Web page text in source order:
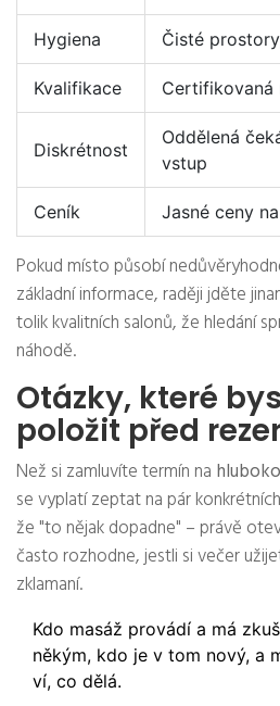
Hygiena Čisté
Kvalifikace Certifikovaná
Diskrétnost
Oddělená
vstup
Ceník Jasné ceny
Pokud místo působí
základní informace, raději jděte
tolik kvalitních salonů, že hledání
náhodě.
Otázky, které
položit před
Než si zamluvíte termín na
se vyplatí zeptat na pár
že "to nějak dopadne" – právě
často rozhodne, jestli si večer
zklamaní.
Kdo masáž provádí a má
někým, kdo je v tom nový, a
ví, co dělá.